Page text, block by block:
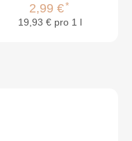
2,99 €*
19,93 € pro 1 l